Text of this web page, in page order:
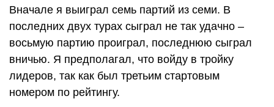
Вначале я выиграл семь партий из семи. В
последних двух турах сыграл не так удачно –
восьмую партию проиграл, последнюю сыграл
вничью. Я предполагал, что войду в тройку
лидеров, так как был третьим стартовым
номером по рейтингу.